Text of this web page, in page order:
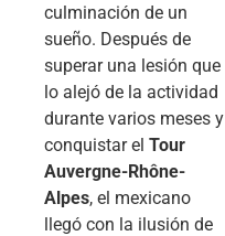
culminación de un
sueño. Después de
superar una lesión que
lo alejó de la actividad
durante varios meses y
conquistar el Tour
Auvergne-Rhône-
Alpes, el mexicano
llegó con la ilusión de